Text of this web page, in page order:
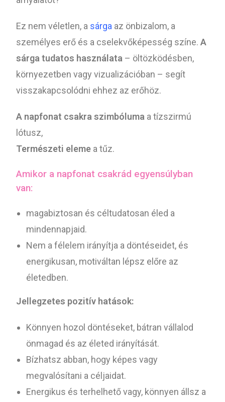
Ez nem véletlen, a sárga az önbizalom, a
személyes erő és a cselekvőképesség színe.A
sárga tudatos használata – öltözködésben,
környezetben vagy vizualizációban – segít
visszakapcsolódni ehhez az erőhöz.
A napfonat csakra szimbóluma a tízszirmú
lótusz,
Természeti eleme a tűz.
Amikor a napfonat csakrád egyensúlyban
van:
magabiztosan és céltudatosan éled a
mindennapjaid.
Nem a félelem irányítja a döntéseidet, és
energikusan, motiváltan lépsz előre az
életedben.
Jellegzetes pozitív hatások:
Könnyen hozol döntéseket, bátran vállalod
önmagad és az életed irányítását.
Bízhatsz abban, hogy képes vagy
megvalósítani a céljaidat.
Energikus és terhelhető vagy, könnyen állsz a